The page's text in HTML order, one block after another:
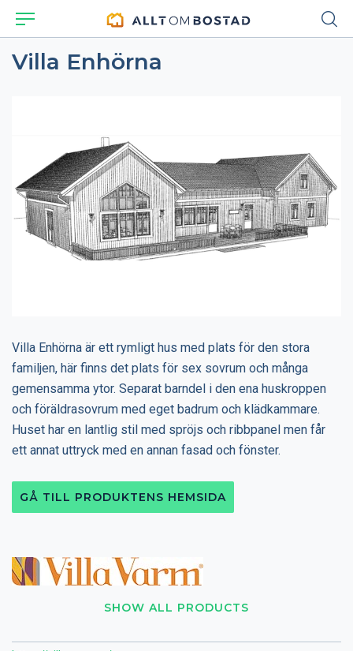
Villa Enhörna
SHOW ALL PRODUCTS
Villa Enhörna är ett rymligt hus med plats för den stora
familjen, här finns det plats för sex sovrum och många
gemensamma ytor. Separat barndel i den ena huskroppen
och föräldrasovrum med eget badrum och klädkammare.
Huset har en lantlig stil med spröjs och ribbpanel men får
ett annat uttryck med en annan fasad och fönster.
GÅ TILL PRODUKTENS HEMSIDA